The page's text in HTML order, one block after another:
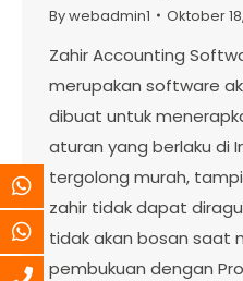
Bywebadmin1 Oktober
Zahir Accounting
merupakan software
dibuat untuk
aturan yang berlaku di
tergolong murah,
zahir tidak dapat
tidak akan bosan saat
pembukuan dengan